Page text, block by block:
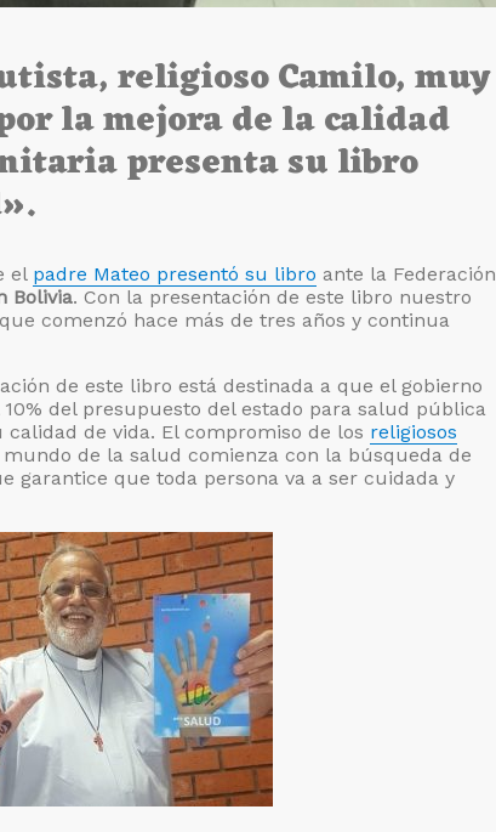
religioso Camilo, muy
la mejora de la calidad
presenta su libro
el padre Mateo presentó su libro ante la Federación
Bolivia. Con la presentación de este libro nuestro
comenzó hace más de tres años y continua
de este libro está destinada a que el gobierno
del presupuesto del estado para salud pública
de vida. El compromiso de los religiosos
de la salud comienza con la búsqueda de
garantice que toda persona va a ser cuidada y